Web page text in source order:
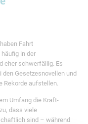
Fahrt
in der
eher schwerfällig. Es
Gesetzesnovellen und
Rekorde aufstellen.
Umfang die Kraft-
dass viele
sind – während